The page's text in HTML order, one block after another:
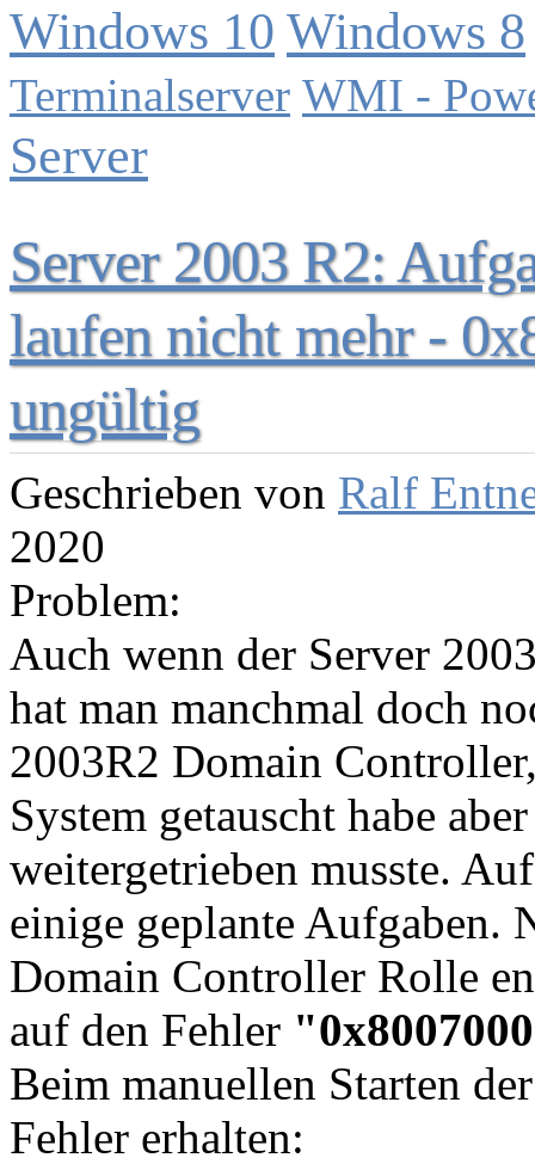
Windows 10 Windows 8
Terminalserver WMI -
Server
Server 2003 R2:
laufen nicht mehr -
ungültig
Geschrieben von Ralf
2020
Problem:
Auch wenn der Server
hat man manchmal doch
2003R2 Domain
System getauscht habe
weitergetrieben musste.
einige geplante Aufgaben.
Domain Controller Rolle
auf den Fehler
Beim manuellen Starten
Fehler erhalten: